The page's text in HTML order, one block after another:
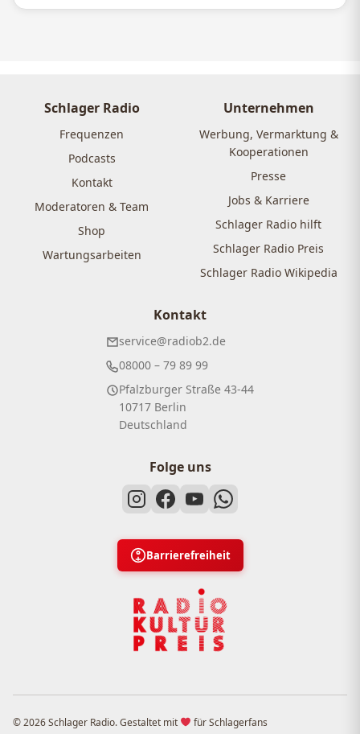
Schlager Radio
Frequenzen
Podcasts
Kontakt
Moderatoren & Team
Shop
Wartungsarbeiten
Unternehmen
Werbung, Vermarktung &
Kooperationen
Presse
Jobs & Karriere
Schlager Radio hilft
Schlager Radio Preis
Schlager Radio Wikipedia
Kontakt
service@radiob2.de
08000 – 79 89 99
Pfalzburger Straße 43-44
10717 Berlin
Deutschland
Folge uns
Barrierefreiheit
© 2026 Schlager Radio. Gestaltet mit für Schlagerfans